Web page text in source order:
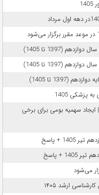
(1397 تا 1405)
پزشکی 1405
ایجاد سهمیه بومی برای برخی
ارشد ۱۴۰۵